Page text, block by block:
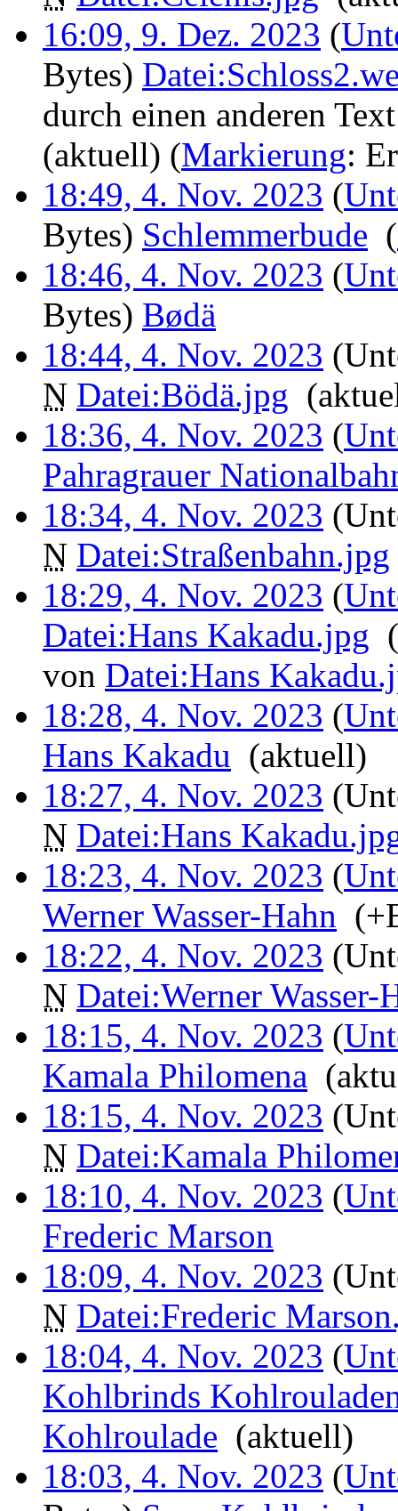
16:09, 9. Dez. 2023 (
Bytes)
durch einen anderen
(aktuell) (Markierung:
18:49, 4. Nov. 2023 (
Bytes) Schlemmerbude (
18:46, 4. Nov. 2023 (
Bytes) Bødä
18:44, 4. Nov. 2023
N Datei:Bödä.jpg
18:36, 4. Nov. 2023 (
Pahragrauer
18:34, 4. Nov. 2023
N Datei:Straßenbahn.jpg
18:29, 4. Nov. 2023 (
Datei:Hans Kakadu.jpg
von Datei:Hans
18:28, 4. Nov. 2023 (
Hans Kakadu (aktuell)
18:27, 4. Nov. 2023
N Datei:Hans
18:23, 4. Nov. 2023 (
Werner Wasser-Hahn
18:22, 4. Nov. 2023
N Datei:Werner Wasser-
18:15, 4. Nov. 2023 (
Kamala Philomena
18:15, 4. Nov. 2023
N Datei:Kamala
18:10, 4. Nov. 2023 (
Frederic Marson
18:09, 4. Nov. 2023
N Datei:Frederic
18:04, 4. Nov. 2023 (
Kohlbrinds
Kohlroulade (aktuell)
18:03, 4. Nov. 2023 (